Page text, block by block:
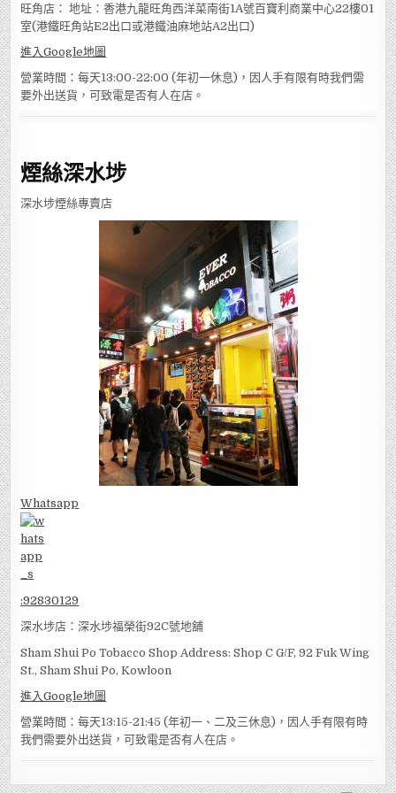
旺角店： 地址：香港九龍旺角西洋菜南街1A號百寶利商業中心22樓01
室(港鐵旺角站E2出口或港鐵油麻地站A2出口)
進入Google地圖
營業時間：每天13:00-22:00 (年初一休息)，因人手有限有時我們需
要外出送貨，可致電是否有人在店。
煙絲深水埗
深水埗煙絲專賣店
Whatsapp
:92830129
深水埗店：深水埗福榮街92C號地舖
Sham Shui Po Tobacco Shop Address: Shop C G/F, 92 Fuk Wing
St., Sham Shui Po, Kowloon
進入Google地圖
營業時間：每天13:15-21:45 (年初一、二及三休息)，因人手有限有時
我們需要外出送貨，可致電是否有人在店。